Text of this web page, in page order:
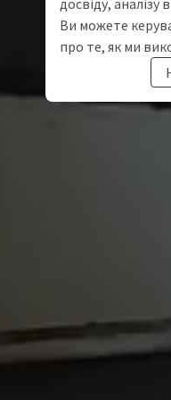
досвіду,
Ви можете
про те, як ми